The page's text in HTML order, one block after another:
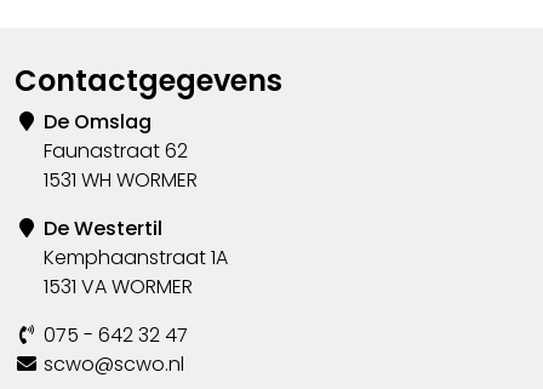
Contactgegevens
De Omslag
Faunastraat 62
1531 WH WORMER
De Westertil
Kemphaanstraat 1A
1531 VA WORMER
075 - 642 32 47
scwo@scwo.nl